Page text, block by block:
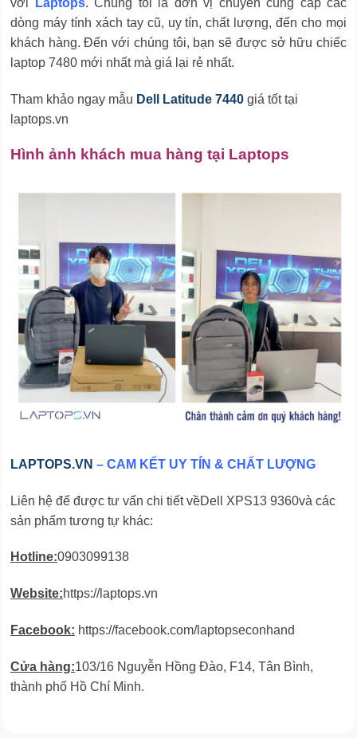
dòng máy tính xách tay cũ, uy tín, chất lượng, đến cho mọi
khách hàng. Đến với chúng tôi, bạn sẽ được sở hữu chiếc
laptop 7480 mới nhất mà giá lại rẻ nhất.
Tham khảo ngay mẫu Dell Latitude 7440 giá tốt tại
laptops.vn
Hình ảnh khách mua hàng tại Laptops
LAPTOPS.VN – CAM KẾT UY TÍN & CHẤT LƯỢNG
Liên hệ để được tư vấn chi tiết vềDell XPS13 9360và các
sản phẩm tương tự khác:
Hotline:0903099138
Website:https://laptops.vn
Facebook: https://facebook.com/laptopseconhand
Cửa hàng:103/16 Nguyễn Hồng Đào, F14, Tân Bình,
thành phố Hồ Chí Minh.